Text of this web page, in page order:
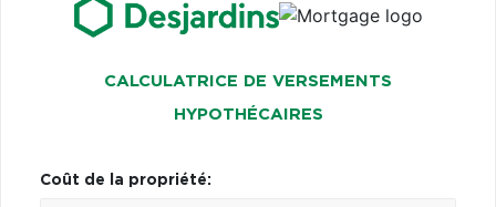
CALCULATRICE DE VERSEMENTS
HYPOTHÉCAIRES
Coût de la propriété: